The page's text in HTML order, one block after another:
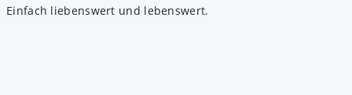
Einfach liebenswert und lebenswert.